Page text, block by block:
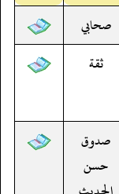
صحابي
ثقة
صدوق
حسن